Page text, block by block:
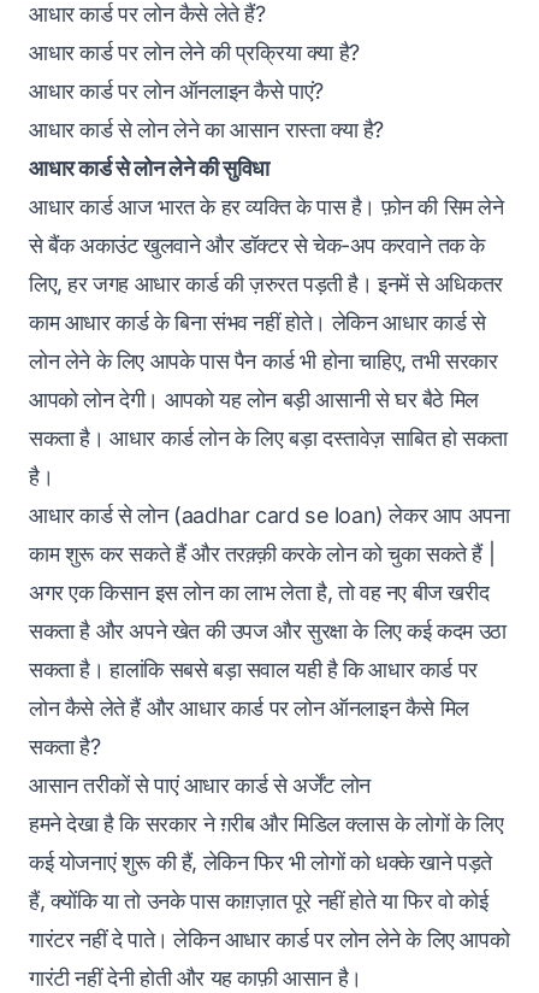
आधार कार्ड पर लोन कैसे लेते हैं?
आधार कार्ड पर लोन लेने की प्रक्रिया क्या है?
आधार कार्ड पर लोन ऑनलाइन कैसे पाएं?
आधार कार्ड से लोन लेने का आसान रास्ता क्या है?
आधार कार्ड से लोन लेने की सुविधा
आधार कार्ड आज भारत के हर व्यक्ति के पास है। फ़ोन की सिम लेने
से बैंक अकाउंट खुलवाने और डॉक्टर से चेक-अप करवाने तक के
लिए, हर जगह आधार कार्ड की ज़रुरत पड़ती है। इनमें से अधिकतर
काम आधार कार्ड के बिना संभव नहीं होते। लेकिन आधार कार्ड से
लोन लेने के लिए आपके पास पैन कार्ड भी होना चाहिए, तभी सरकार
आपको लोन देगी। आपको यह लोन बड़ी आसानी से घर बैठे मिल
सकता है। आधार कार्ड लोन के लिए बड़ा दस्तावेज़ साबित हो सकता
है।
आधार कार्ड से लोन (aadhar card se loan) लेकर आप अपना
काम शुरू कर सकते हैं और तरक़्क़ी करके लोन को चुका सकते हैं |
अगर एक किसान इस लोन का लाभ लेता है, तो वह नए बीज खरीद
सकता है और अपने खेत की उपज और सुरक्षा के लिए कई कदम उठा
सकता है। हालांकि सबसे बड़ा सवाल यही है कि आधार कार्ड पर
लोन कैसे लेते हैं और आधार कार्ड पर लोन ऑनलाइन कैसे मिल
सकता है?
आसान तरीकों से पाएं आधार कार्ड से अर्जेंट लोन
हमने देखा है कि सरकार ने ग़रीब और मिडिल क्लास के लोगों के लिए
कई योजनाएं शुरू की हैं, लेकिन फिर भी लोगों को धक्के खाने पड़ते
हैं, क्योंकि या तो उनके पास काग़ज़ात पूरे नहीं होते या फिर वो कोई
गारंटर नहीं दे पाते। लेकिन आधार कार्ड पर लोन लेने के लिए आपको
गारंटी नहीं देनी होती और यह काफ़ी आसान है।